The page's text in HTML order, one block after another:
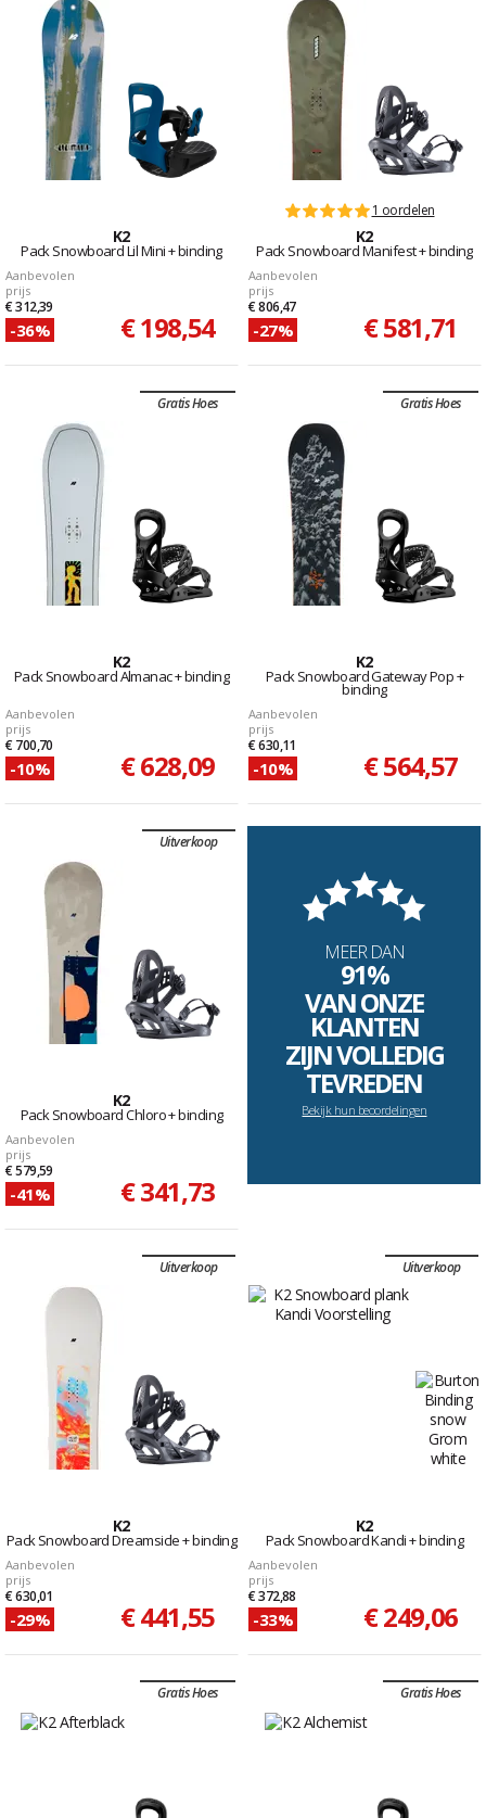
K2
Pack Snowboard Lil Mini + binding
Aanbevolen
prijs
€ 312,39
-36% € 198,54
1 oordelen
K2
Pack Snowboard Manifest + binding
Aanbevolen
prijs
€ 806,47
-27% € 581,71
Gratis Hoes
K2
Pack Snowboard Almanac + binding
Aanbevolen
prijs
€ 700,70
-10% € 628,09
Gratis Hoes
K2
Pack Snowboard Gateway Pop +
binding
Aanbevolen
prijs
€ 630,11
-10% € 564,57
Uitverkoop
K2
Pack Snowboard Chloro + binding
Aanbevolen
prijs
€ 579,59
-41% € 341,73
MEER DAN
91%
VAN ONZE
KLANTEN
ZIJN VOLLEDIG
TEVREDEN
Bekijk hun beoordelingen
Uitverkoop
K2
Pack Snowboard Dreamsicle + binding
Aanbevolen
prijs
€ 630,01
-29% € 441,55
Uitverkoop
K2
Pack Snowboard Kandi + binding
Aanbevolen
prijs
€ 372,88
-33% € 249,06
Gratis Hoes Gratis Hoes